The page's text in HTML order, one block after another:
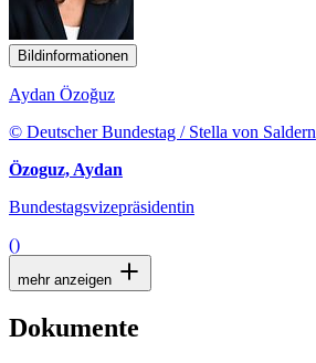
Bildinformationen
Aydan Özoğuz
© Deutscher Bundestag / Stella von Saldern
Özoguz, Aydan
Bundestagsvizepräsidentin
()
mehr anzeigen
Dokumente